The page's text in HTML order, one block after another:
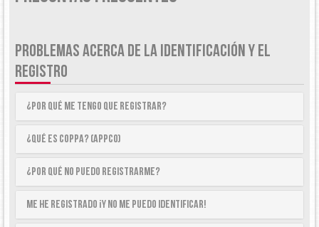
PROBLEMAS ACERCA DE LA IDENTIFICACIÓN Y EL
REGISTRO
¿Por qué me tengo que registrar?
¿Qué es COPPA? (APPCO)
¿Por qué no puedo registrarme?
Me he registrado ¡y no me puedo identificar!